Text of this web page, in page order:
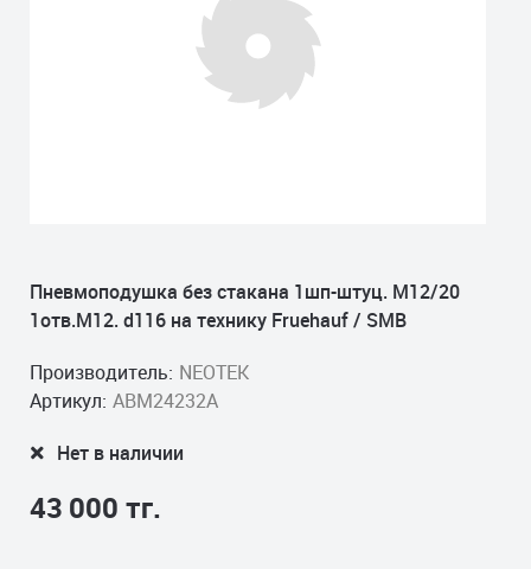
Пневмоподушка без стакана 1шп-штуц. M12/20
1отв.M12. d116 на технику Fruehauf / SMB
Производитель: NEOTEK
Артикул: ABM24232A
Нет в наличии
43 000 тг.